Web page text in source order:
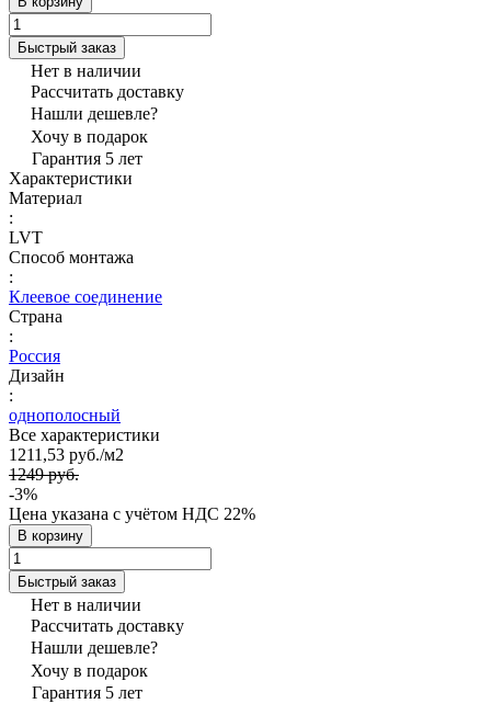
Быстрый заказ
Нет в наличии
Рассчитать доставку
Нашли дешевле?
Хочу в подарок
Гарантия 5 лет
Характеристики
Материал
:
LVT
Способ монтажа
:
Клеевое соединение
Страна
:
Россия
Дизайн
:
однополосный
Все характеристики
1211,53 руб./м2
1249 руб.
-3%
Цена указана с учётом НДС 22%
В корзину
Быстрый заказ
Нет в наличии
Рассчитать доставку
Нашли дешевле?
Хочу в подарок
Гарантия 5 лет